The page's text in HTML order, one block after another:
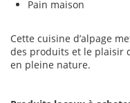
Pain maison
Cette cuisine d’alpage
des produits et le plaisir
en pleine nature.